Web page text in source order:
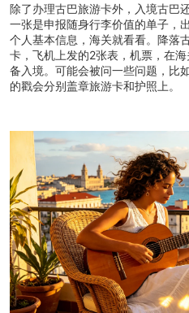
除了办理古巴旅游卡外，入境古巴
一张是申报随身行李价值的单子，
个人基本信息，海关就看看。降落
卡，飞机上发的2张表，机票，在
备入境。可能会被问一些问题，比
的戳会分别盖章旅游卡和护照上。